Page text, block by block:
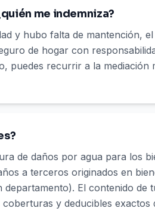
me indemniza?
y hubo falta de mantención,
de hogar con
puedes recurrir a la mediación
de daños por agua para los
a terceros originados en
El contenido de
y deducibles exactos